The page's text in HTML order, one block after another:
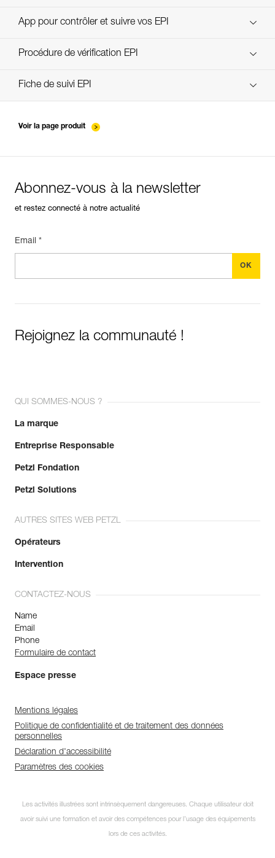
Technical Notice
App pour contrôler et suivre vos EPI
découvrez ePPEcentre
Procédure de vérification EPI
verif-EPI-poulies-procedure-FR
Fiche de suivi EPI
Voir la page produit
Abonnez-vous à la newsletter
et restez connecté à notre actualité
Email *
Rejoignez la communauté !
QUI SOMMES-NOUS ?
La marque
Entreprise Responsable
Petzl Fondation
Petzl Solutions
AUTRES SITES WEB PETZL
Opérateurs
Intervention
CONTACTEZ-NOUS
Name
Email
Phone
Formulaire de contact
Espace presse
Mentions légales
Politique de confidentialité et de traitement des données
personnelles
Déclaration d'accessibilité
Paramètres des cookies
Les activités illustrées sont intrinsèquement dangereuses. Chaque utilisateur doit
avoir suivi une formation et avoir des compétences pour l’usage des équipements
lors de ces activités.